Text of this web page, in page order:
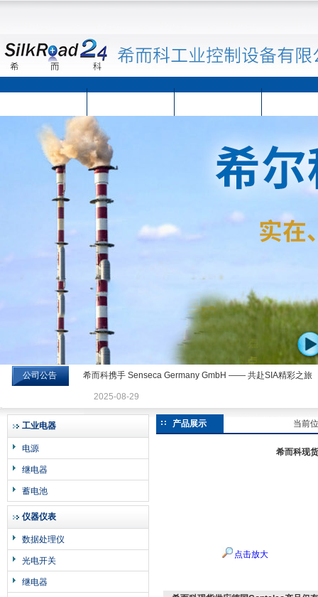
希而科工业控制设备有限公司
公司公告 希而科携手 Senseca Germany GmbH —— 共赴SIA精彩之旅
2025-08-29
工业电器
电源
继电器
蓄电池
仪器仪表
数据处理仪
光电开关
继电器
产品展示 当前
希而科现
点击放大